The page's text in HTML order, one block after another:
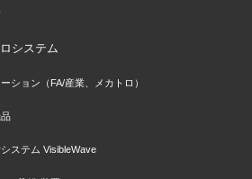
システム
ション（FA/産業、メカトロ）
ステム VisibleWave